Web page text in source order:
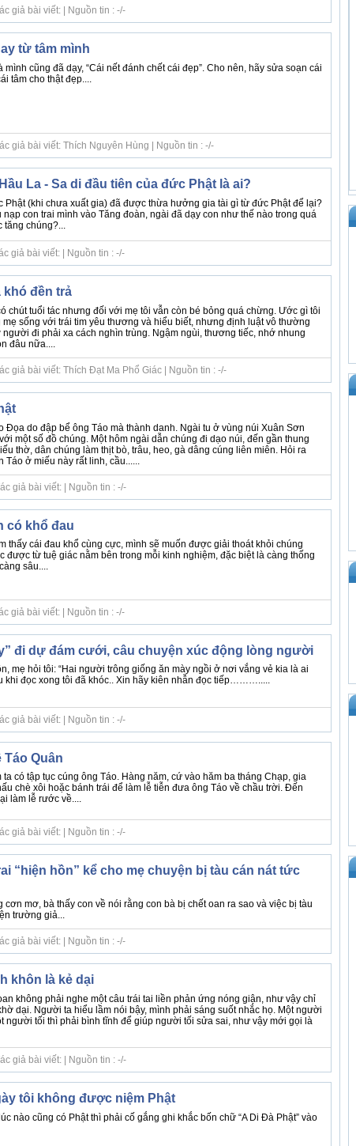
giả bài viết: | Nguồn tin : -/-
từ tâm mình
mình cũng đã dạy, “Cái nết đánh chết cái đẹp”. Cho nên, hãy sửa soạn cái
tâm cho thật đẹp....
giả bài viết: Thích Nguyên Hùng | Nguồn tin : -/-
La - Sa di đầu tiên của đức Phật là ai?
Phật (khi chưa xuất gia) đã được thừa hưởng gia tài gì từ đức Phật để lại?
con trai mình vào Tăng đoàn, ngài đã dạy con như thế nào trong quá
chúng?...
giả bài viết: | Nguồn tin : -/-
khó đền trả
chút tuổi tác nhưng đối với mẹ tôi vẫn còn bé bỏng quá chừng. Ước gì tôi
mẹ sống với trái tim yêu thương và hiểu biết, nhưng định luật vô thường
người đi phải xa cách nghìn trùng. Ngậm ngùi, thương tiếc, nhớ nhung
đâu nữa....
giả bài viết: Thích Đạt Ma Phổ Giác | Nguồn tin : -/-
Đọa do đập bể ông Táo mà thành danh. Ngài tu ở vùng núi Xuân Sơn
một số đồ chúng. Một hôm ngài dẫn chúng đi dạo núi, đến gần thung
thờ, dân chúng làm thịt bò, trâu, heo, gà dâng cúng liên miên. Hỏi ra
ở miếu này rất linh, cầu......
giả bài viết: | Nguồn tin : -/-
có khổ đau
thấy cái đau khổ cùng cực, mình sẽ muốn được giải thoát khỏi chúng
được từ tuệ giác nằm bên trong mỗi kinh nghiệm, đặc biệt là càng thống
sâu....
giả bài viết: | Nguồn tin : -/-
đi dự đám cưới, câu chuyện xúc động lòng người
mẹ hỏi tôi: “Hai người trông giống ăn mày ngồi ở nơi vắng vẻ kia là ai
đọc xong tôi đã khóc.. Xin hãy kiên nhẫn đọc tiếp……….....
giả bài viết: | Nguồn tin : -/-
Táo Quân
ta có tập tục cúng ông Táo. Hàng năm, cứ vào hăm ba tháng Chạp, gia
chè xôi hoặc bánh trái để làm lễ tiễn đưa ông Táo về chầu trời. Đến
làm lễ rước về....
giả bài viết: | Nguồn tin : -/-
“hiện hồn” kể cho mẹ chuyện bị tàu cán nát tức
cơn mơ, bà thấy con về nói rằng con bà bị chết oan ra sao và việc bị tàu
trường giả...
giả bài viết: | Nguồn tin : -/-
khôn là kẻ dại
không phải nghe một câu trái tai liền phản ứng nóng giận, như vậy chỉ
dại. Người ta hiểu lầm nói bậy, mình phải sáng suốt nhắc họ. Một người
người tối thì phải bình tĩnh để giúp người tối sửa sai, như vậy mới gọi là
giả bài viết: | Nguồn tin : -/-
tôi không được niệm Phật
nào cũng có Phật thì phải cố gắng ghi khắc bốn chữ “A Di Đà Phật” vào